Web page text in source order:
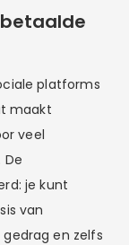
platforms
maakt
veel
De
je kunt
van
en zelfs